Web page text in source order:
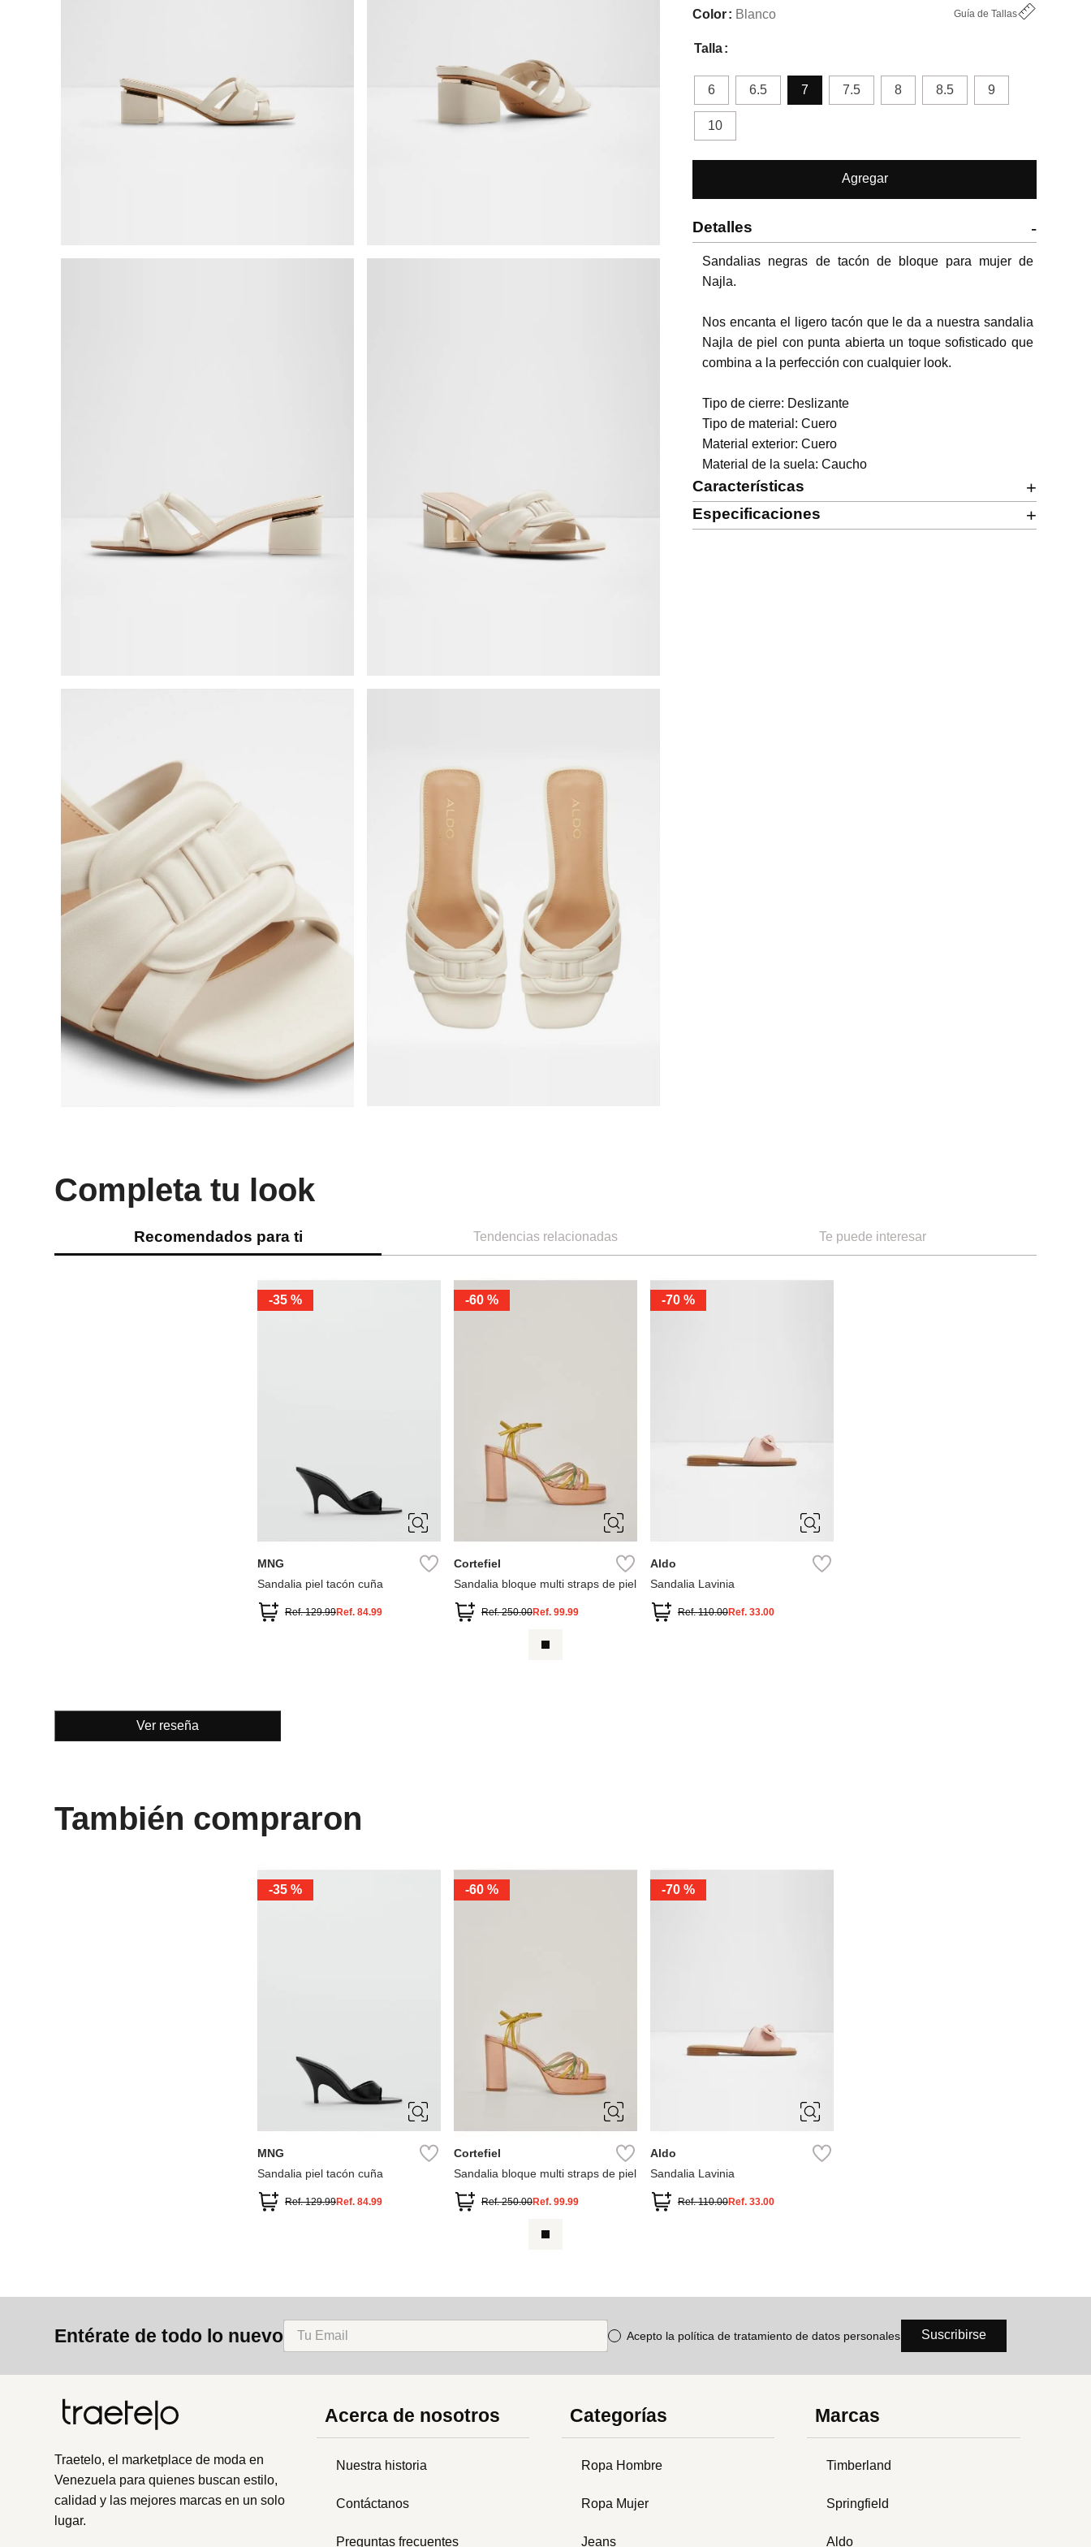
Guía de Tallas
Color Blanco
Talla
6 6.5 7 7.5 8 8.5 9
10
Agregar
Detalles -
Sandalias negras de tacón de bloque para mujer de
Najla.
Nos encanta el ligero tacón que le da a nuestra sandalia
Najla de piel con punta abierta un toque sofisticado que
combina a la perfección con cualquier look.
Tipo de cierre: Deslizante
Tipo de material: Cuero
Material exterior: Cuero
Material de la suela: Caucho
Características +
Especificaciones +
Completa tu look
Recomendados para ti Tendencias relacionadas Te puede interesar
-35 %
37 38
39
MNG
Sandalia piel tacón cuña
Ref.129.99Ref.84.99
-60 %
37 38
Cortefiel
Sandalia bloque multi straps de piel
Ref.250.00Ref. 99.99
-70 %
Aldo
Sandalia Lavinia
Ref.110.00Ref. 33.00
Ver reseña
También compraron
-35 %
37 38
39
MNG
Sandalia piel tacón cuña
Ref.129.99Ref.84.99
-60 %
37 38
Cortefiel
Sandalia bloque multi straps de piel
Ref.250.00Ref. 99.99
-70 %
Aldo
Sandalia Lavinia
Ref.110.00Ref. 33.00
Entérate de todo lo nuevo Acepto la política de tratamiento de datos personales Suscribirse
Traetelo, el marketplace de moda en
Venezuela para quienes buscan estilo,
calidad y las mejores marcas en un solo
lugar.
Acerca de nosotros
Nuestra historia
Contáctanos
Preguntas frecuentes
Categorías
Ropa Hombre
Ropa Mujer
Jeans
Marcas
Timberland
Springfield
Aldo
bimba lola